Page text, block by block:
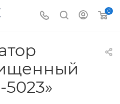
0